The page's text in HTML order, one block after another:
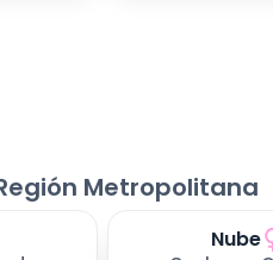
Metropolitana
Nube